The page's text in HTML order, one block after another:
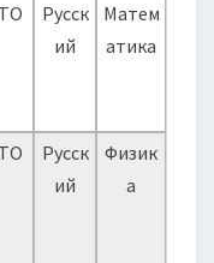
Русск
ий
Матем
атика
Русск
ий
Физик
а